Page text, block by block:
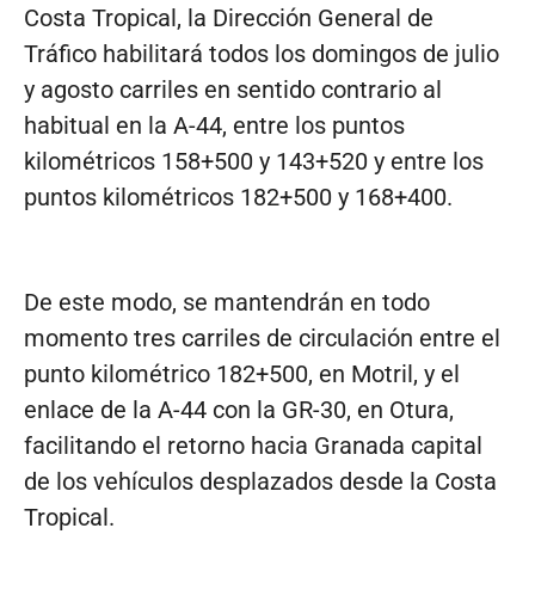
Costa Tropical, la Dirección General de
Tráfico habilitará todos los domingos de julio
y agosto carriles en sentido contrario al
habitual en la A-44, entre los puntos
kilométricos 158+500 y 143+520 y entre los
puntos kilométricos 182+500 y 168+400.
De este modo, se mantendrán en todo
momento tres carriles de circulación entre el
punto kilométrico 182+500, en Motril, y el
enlace de la A-44 con la GR-30, en Otura,
facilitando el retorno hacia Granada capital
de los vehículos desplazados desde la Costa
Tropical.